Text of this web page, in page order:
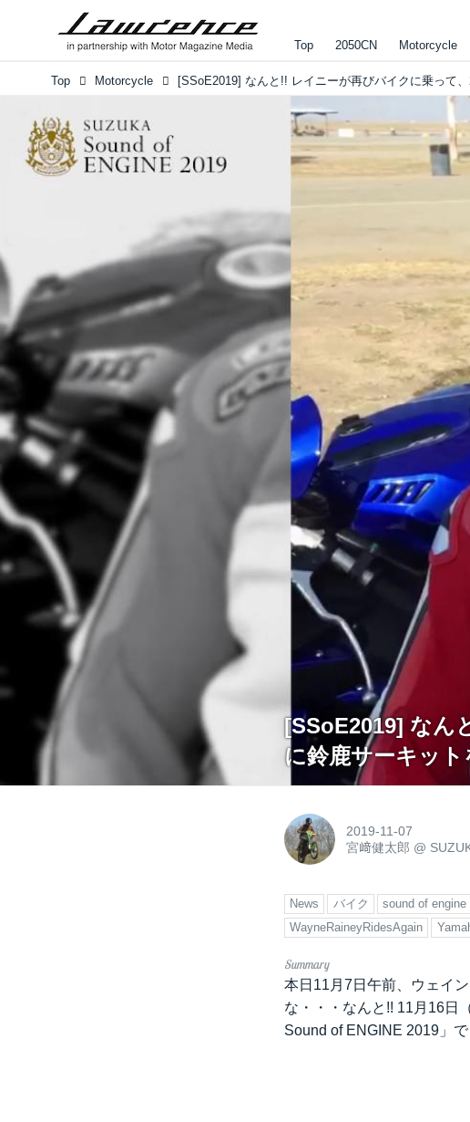
Top 2050CN Motorcycle
Top Motorcycle
[SSoE2019] なん
に鈴鹿サーキッ
2019-11-07
宮﨑健太郎 @
News バイク sound of engine
WayneRaineyRidesAgain
本日11月7日午前、ウェイ
な・・・なんと!! 11月16日
Sound of ENGINE 2019」